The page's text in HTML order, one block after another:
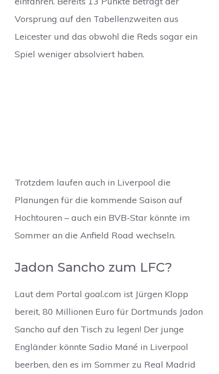
Vorsprung auf den Tabellenzweiten aus
Leicester und das obwohl die Reds sogar ein
Spiel weniger absolviert haben.
Trotzdem laufen auch in Liverpool die
Planungen für die kommende Saison auf
Hochtouren – auch ein BVB-Star könnte im
Sommer an die Anfield Road wechseln.
Jadon Sancho zum LFC?
Laut dem Portal goal.com ist Jürgen Klopp
bereit, 80 Millionen Euro für Dortmunds Jadon
Sancho auf den Tisch zu legen! Der junge
Engländer könnte Sadio Mané in Liverpool
beerben, den es im Sommer zu Real Madrid